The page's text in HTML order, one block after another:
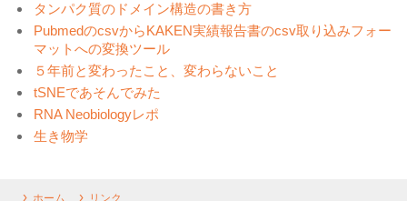
タンパク質のドメイン構造の書き方
PubmedのcsvからKAKEN実績報告書のcsv取り込みフォー
マットへの変換ツール
５年前と変わったこと、変わらないこと
tSNEであそんでみた
RNA Neobiologyレポ
生き物学
ホーム リンク